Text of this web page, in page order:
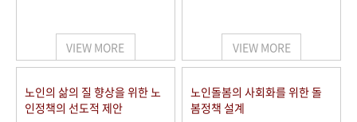
VIEW MORE VIEW MORE
노인의 삶의 질 향상을 위한 노
인정책의 선도적 제안
노인돌봄의 사회화를 위한 돌
봄정책 설계